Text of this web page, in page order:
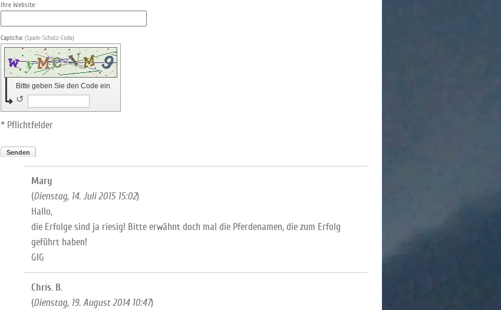
Ihre Website:
Captcha: (Spam-Schutz-Code)
Bitte geben Sie den Code ein
↺
* Pflichtfelder
Senden
Mary
(Dienstag, 14. Juli 2015 15:02)
Hallo,
die Erfolge sind ja riesig! Bitte erwähnt doch mal die Pferdenamen, die zum Erfolg
geführt haben!
GlG
Chris. B.
(Dienstag, 19. August 2014 10:47)